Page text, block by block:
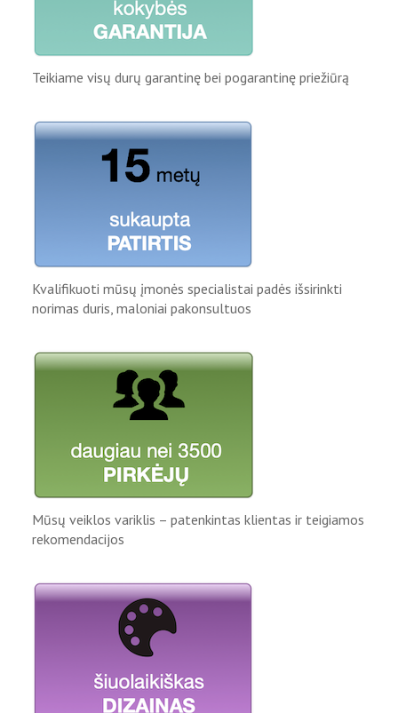
Teikiame visų durų garantinę bei pogarantinę priežiūrą
Kvalifikuoti mūsų įmonės specialistai padės išsirinkti
norimas duris, maloniai pakonsultuos
Mūsų veiklos variklis – patenkintas klientas ir teigiamos
rekomendacijos